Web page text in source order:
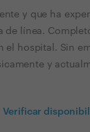
y que ha
de línea.
el hospital. Sin
y
Verificar